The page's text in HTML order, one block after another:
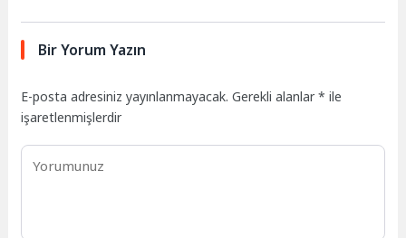
Bir Yorum Yazın
E-posta adresiniz yayınlanmayacak. Gerekli alanlar* ile
işaretlenmişlerdir